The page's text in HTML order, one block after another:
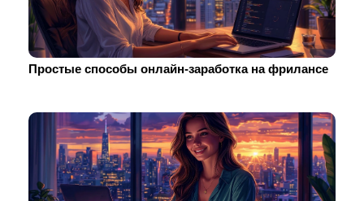
Простые способы онлайн-заработка на фрилансе